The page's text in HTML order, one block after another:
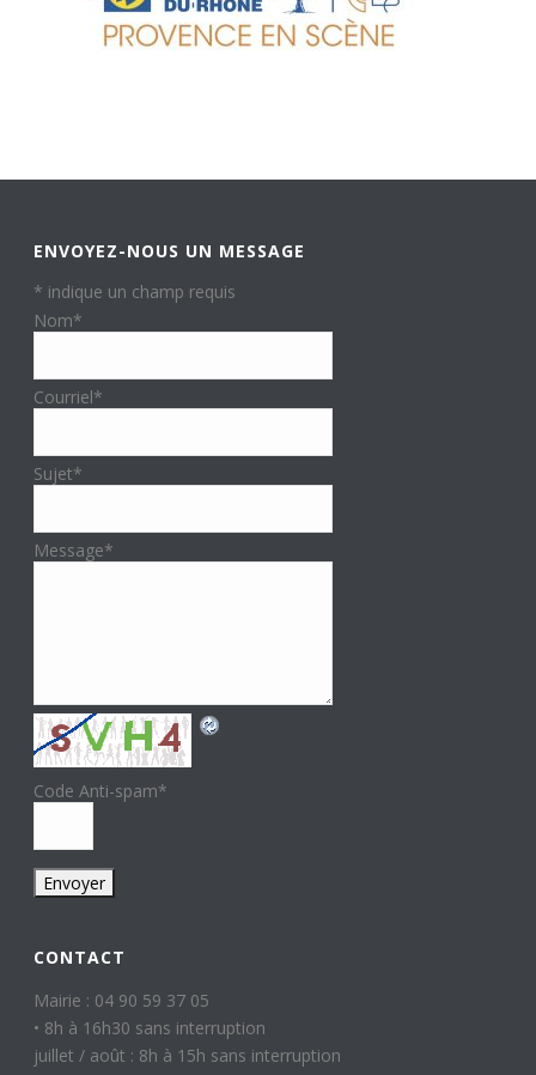
ENVOYEZ-NOUS UN MESSAGE
* indique un champ requis
Nom*
Courriel*
Sujet*
Message*
Code Anti-spam*
CONTACT
Mairie : 04 90 59 37 05
• 8h à 16h30 sans interruption
juillet / août : 8h à 15h sans interruption